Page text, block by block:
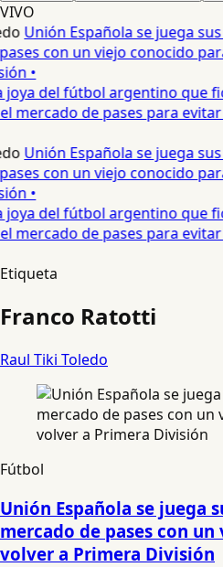
VIVO
Unión Española se juega
con un viejo conocido
•
joya del fútbol argentino que
mercado de pases para
Unión Española se juega
con un viejo conocido
•
joya del fútbol argentino que
mercado de pases para
Etiqueta
Franco Ratotti
Raul Tiki Toledo
Fútbol
Unión Española se juega
mercado de pases con
volver a Primera División